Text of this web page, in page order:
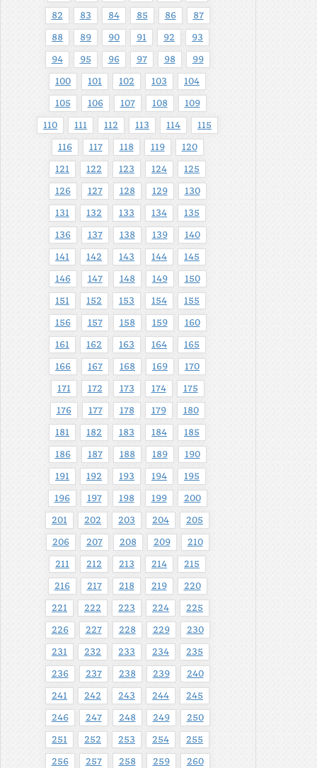
82 83 84 85 86 87
88 89 90 91 92 93
94 95 96 97 98 99
100 101 102 103 104
105 106 107 108 109
110 111 112 113 114 115
116 117 118 119 120
121 122 123 124 125
126 127 128 129 130
131 132 133 134 135
136 137 138 139 140
141 142 143 144 145
146 147 148 149 150
151 152 153 154 155
156 157 158 159 160
161 162 163 164 165
166 167 168 169 170
171 172 173 174 175
176 177 178 179 180
181 182 183 184 185
186 187 188 189 190
191 192 193 194 195
196 197 198 199 200
201 202 203 204 205
206 207 208 209 210
211 212 213 214 215
216 217 218 219 220
221 222 223 224 225
226 227 228 229 230
231 232 233 234 235
236 237 238 239 240
241 242 243 244 245
246 247 248 249 250
251 252 253 254 255
256 257 258 259 260